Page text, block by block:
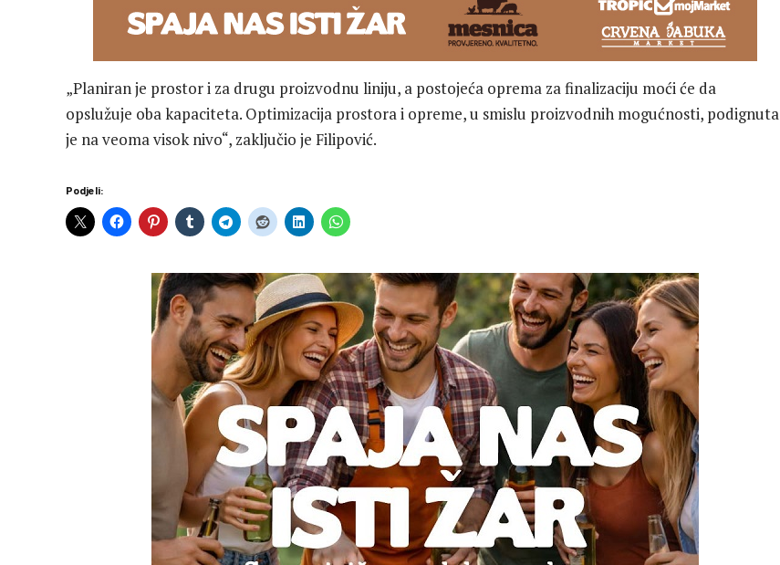
„Planiran je prostor i za drugu proizvodnu liniju, a postojeća oprema za finalizaciju moći će da
opslužuje oba kapaciteta. Optimizacija prostora i opreme, u smislu proizvodnih mogućnosti, podignuta
je na veoma visok nivo“, zaključio je Filipović.
Podjeli: